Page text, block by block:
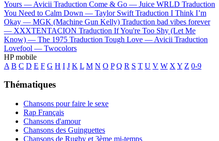
Yours — Avicii Traduction Come & Go — Juice WRLD Traduction
You Need to Calm Down — Taylor Swift Traduction I Think I’m
Okay — MGK (Machine Gun Kelly) Traduction bad vibes forever
— XXXTENTACION Traduction If You're Too Shy (Let Me
Know) — The 1975 Traduction Tough Love — Avicii Traduction
Lovefool — Twocolors
HP mobile
A B C D E F G H I J K L M N O P Q R S T U V W X Y Z 0-9
Thématiques
Chansons pour faire le sexe
Rap Français
Chansons d'amour
Chansons des Guinguettes
Chansons de Rugby et 3ème mi-temps